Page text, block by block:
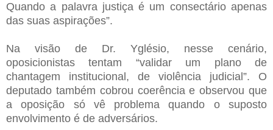
Quando a palavra justiça é um consectário apenas
das suas aspirações”.
Na visão de Dr. Yglésio, nesse cenário,
oposicionistas tentam “validar um plano de
chantagem institucional, de violência judicial”. O
deputado também cobrou coerência e observou que
a oposição só vê problema quando o suposto
envolvimento é de adversários.